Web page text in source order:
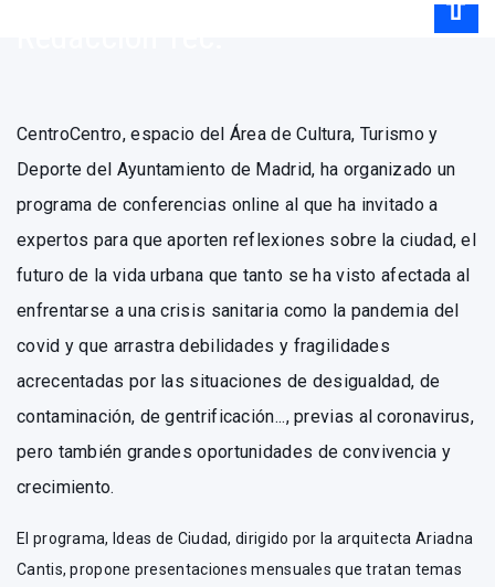
CentroCentro, espacio del Área de Cultura, Turismo y
Deporte del Ayuntamiento de Madrid, ha organizado un
programa de conferencias online al que ha invitado a
expertos para que aporten reflexiones sobre la ciudad, el
futuro de la vida urbana que tanto se ha visto afectada al
enfrentarse a una crisis sanitaria como la pandemia del
covid y que arrastra debilidades y fragilidades
acrecentadas por las situaciones de desigualdad, de
contaminación, de gentrificación..., previas al coronavirus,
pero también grandes oportunidades de convivencia y
crecimiento.
El programa, Ideas de Ciudad, dirigido por la arquitecta Ariadna
Cantis, propone presentaciones mensuales que tratan temas